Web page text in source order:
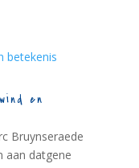
en
Bruynseraede
aan datgene